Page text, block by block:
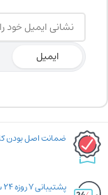
ایمیل
ضمانت اصل بودن
پشتیبانی ۷ روزه ۲۴ ساعته